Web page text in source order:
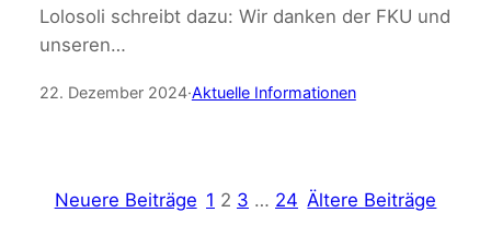
Lolosoli schreibt dazu: Wir danken der FKU und
unseren…
22. Dezember 2024·Aktuelle Informationen
Neuere Beiträge 1 2 3 … 24 Ältere Beiträge